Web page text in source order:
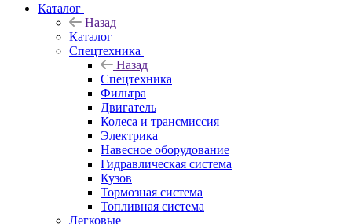
Каталог
Назад
Каталог
Спецтехника
Назад
Спецтехника
Фильтра
Двигатель
Колеса и трансмиссия
Электрика
Навесное оборудование
Гидравлическая система
Кузов
Тормозная система
Топливная система
Легковые